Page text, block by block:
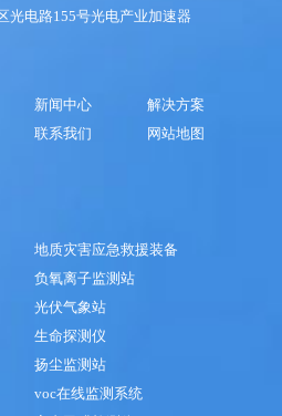
光电路155号光电产业加速器
新闻中心
解决方案
联系我们
网站地图
地质灾害应急救援装备
负氧离子监测站
光伏气象站
生命探测仪
扬尘监测站
voc在线监测系统